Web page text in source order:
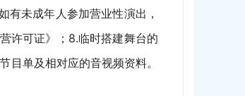
有未成年人参加营业性演出，
许可证》；8.临时搭建舞台的
单及相对应的音视频资料。